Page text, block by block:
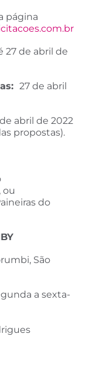
página
27 de abril de
27 de abril
abril de 2022
propostas).
, ou
do
São
a sexta-